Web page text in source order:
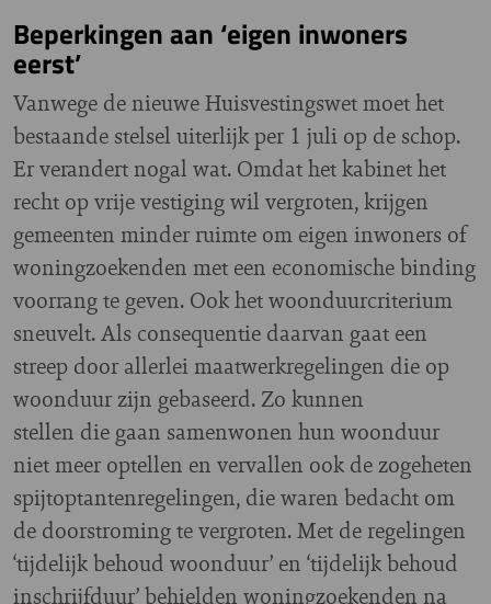
Beperkingen aan ‘eigen inwoners
eerst’
Vanwege de nieuwe Huisvestingswet moet het
bestaande stelsel uiterlijk per 1 juli op de schop.
Er verandert nogal wat. Omdat het kabinet het
recht op vrije vestiging wil vergroten, krijgen
gemeenten minder ruimte om eigen inwoners of
woningzoekenden met een economische binding
voorrang te geven. Ook het woonduurcriterium
sneuvelt. Als consequentie daarvan gaat een
streep door allerlei maatwerkregelingen die op
woonduur zijn gebaseerd. Zo kunnen
stellen die gaan samenwonen hun woonduur
niet meer optellen en vervallen ook de zogeheten
spijtoptantenregelingen, die waren bedacht om
de doorstroming te vergroten. Met de regelingen
‘tijdelijk behoud woonduur’ en ‘tijdelijk behoud
inschrijfduur’ behielden woningzoekenden na